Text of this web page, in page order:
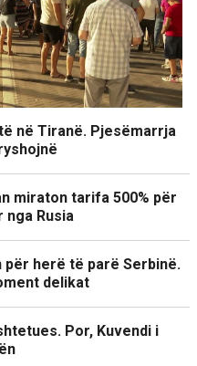
në Tiranë. Pjesëmarrja
miraton tarifa 500% për
nga Rusia
herë të parë Serbinë.
delikat
Por, Kuvendi i